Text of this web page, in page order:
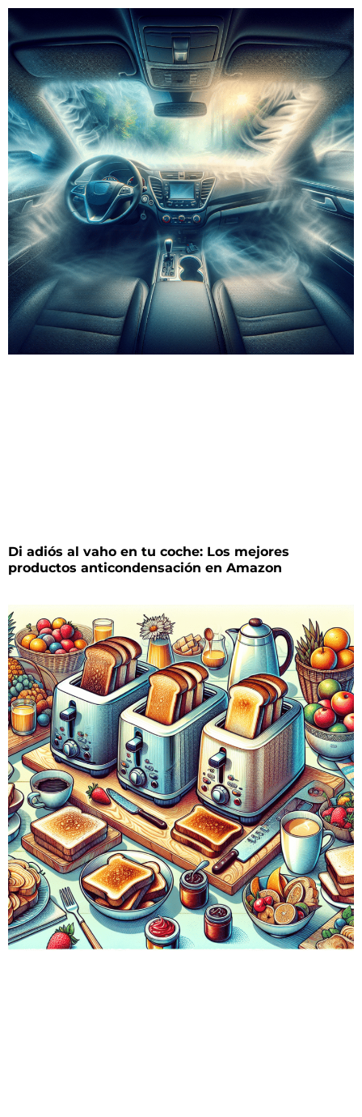
Di adiós al vaho en tu coche: Los mejores
productos anticondensación en Amazon